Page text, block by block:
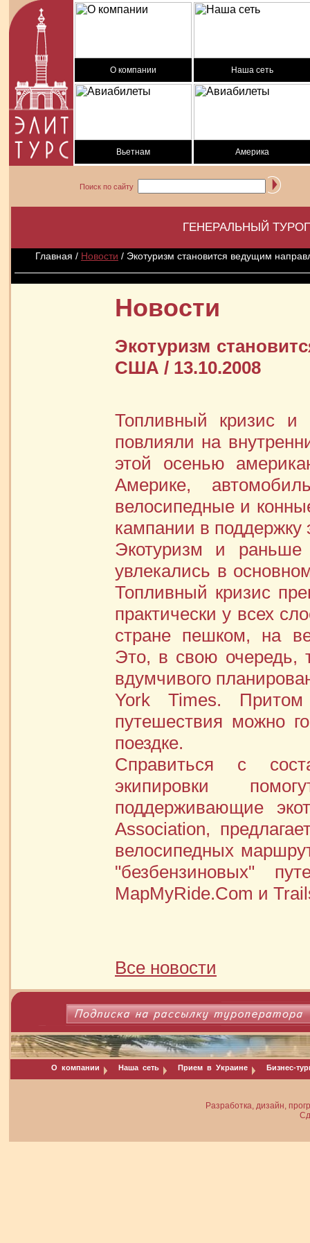
О компании Наша сеть
Вьетнам Америка
Поиск по сайту
ГЕНЕРАЛЬНЫЙ
Главная / Новости / Экотуризм становится ведущим
Новости
Экотуризм
США / 13.10.2008
Топливный кризис и
повлияли на
этой осенью
Америке,
велосипедные и
кампании в
Экотуризм и
увлекались в
Топливный кризис
практически у всех
стране пешком, на
Это, в свою очередь,
вдумчивого
York Times. Притом
путешествия можно
поездке.
Справиться с
экипировки
поддерживающие
Association,
велосипедных
"безбензиновых"
MapMyRide.Com и
Все новости
О компании Наша сеть Прием в Украине Бизнес-
Разработка, дизайн,